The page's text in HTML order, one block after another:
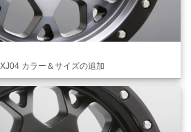
カラー＆サイズの追加